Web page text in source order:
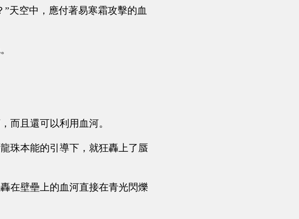
天空中，應付著易寒霜攻擊的血
而且還可以利用血河。
珠本能的引導下，就狂轟上了蜃
在壁壘上的血河直接在青光閃爍